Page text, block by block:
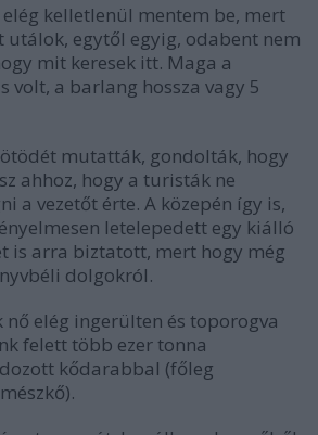
kelletlenül mentem be, mert
egytől egyig, odabent nem
mit keresek itt. Maga a
volt, a barlang hossza vagy 5
mutatták, gondolták, hogy
ahhoz, hogy a turisták ne
a vezetőt érte. A közepén így is,
letelepedett egy kiálló
is arra biztatott, mert hogy még
dolgokról.
nő elég ingerülten és toporogva
felett több ezer tonna
kődarabbal (főleg